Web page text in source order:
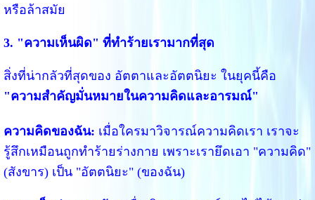
หรือล้าสมัย
3. "ความเห็นผิด" ที่ทำร้ายเรามากที่สุด
สิ่งที่น่ากลัวที่สุดของ อัตตาและอัตตนิยะ ในยุคนี้คือ
"ความสำคัญมั่นหมายในความคิดและอารมณ์"
ความคิดของฉัน: เมื่อใครมาวิจารณ์ความคิดเรา เราจะ
รู้สึกเหมือนถูกทำร้ายร่างกาย เพราะเรายึดเอา "ความคิด"
(สังขาร) เป็น "อัตตนิยะ" (ของฉัน)